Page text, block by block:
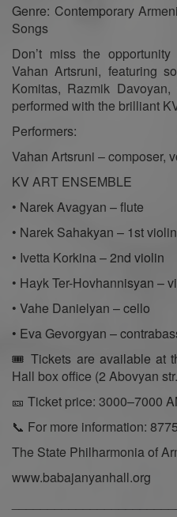
Genre: Contemporary
Songs
Don’t miss the
Vahan Artsruni, featuring
Komitas, Razmik
performed with the brilliant
Performers:
Vahan Artsruni – composer,
KV ART ENSEMBLE
• Narek Avagyan – flute
• Narek Sahakyan – 1st violin
• Ivetta Korkina – 2nd violin
• Hayk Ter-Hovhannisyan –
• Vahe Danielyan – cello
• Eva Gevorgyan –
🎟 Tickets are available at
Hall box office (2 Abovyan
🎫 Ticket price: 3000–7000
📞 For more information: 8775
The State Philharmonia of
www.babajanyanhall.org